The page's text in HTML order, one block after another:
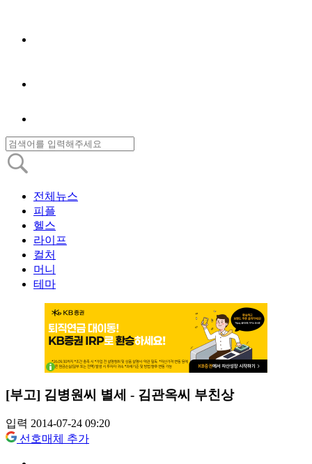
전체뉴스
피플
헬스
라이프
컬처
머니
테마
[부고] 김병원씨 별세 - 김관옥씨 부친상
입력 2014-07-24 09:20
선호매체 추가